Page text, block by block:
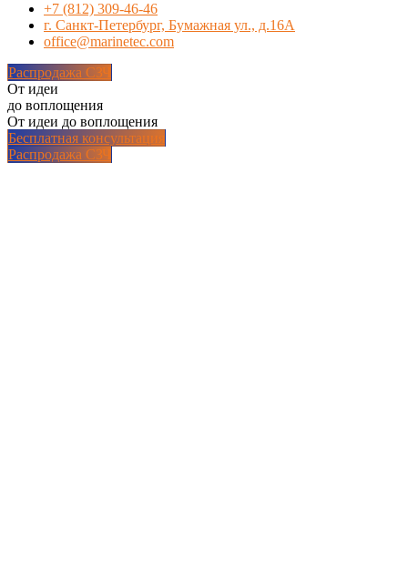
+7 (812) 309-46-46
г. Санкт-Петербург, Бумажная ул., д.16А
office@marinetec.com
Распродажа СЗЧ
От идеи
до воплощения
От идеи до воплощения
Бесплатная консультация
Распродажа СЗЧ